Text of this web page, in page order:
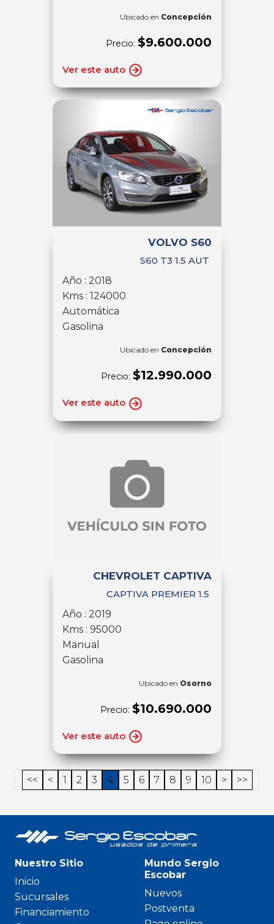
Ubicado en Concepción
Precio: $9.600.000
Ver este auto
VOLVO S60
S60 T3 1.5 AUT
Año : 2018
Kms : 124000
Automática
Gasolina
Ubicado en Concepción
Precio: $12.990.000
Ver este auto
CHEVROLET CAPTIVA
CAPTIVA PREMIER 1.5
Año : 2019
Kms : 95000
Manual
Gasolina
Ubicado en Osorno
Precio: $10.690.000
Ver este auto
<< < 1 2 3 4 5 6 7 8 9 10 > >>
Nuestro Sitio
Inicio
Sucursales
Financiamiento
Mundo Sergio
Escobar
Nuevos
Postventa